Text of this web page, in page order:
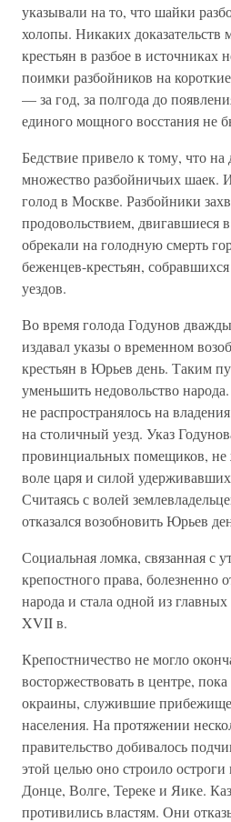
указывали на то, что шайки
холопы. Никаких доказательств
крестьян в разбое в источниках
поимки разбойников на
— за год, за полгода до
единого мощного восстания не
Бедствие привело к тому, что на
множество разбойничьих шаек.
голод в Москве. Разбойники
продовольствием, двигавшиеся
обрекали на голодную смерть
беженцев-крестьян,
уездов.
Во время голода Годунов
издавал указы о временном
крестьян в Юрьев день. Таким
уменьшить недовольство
не распространялось на
на столичный уезд. Указ
провинциальных помещиков,
воле царя и силой
Считаясь с волей
отказался возобновить Юрьев
Социальная ломка, связанная с
крепостного права, болезненно
народа и стала одной из
XVII в.
Крепостничество не могло
восторжествовать в центре,
окраины, служившие
населения. На протяжении
правительство добивалось
этой целью оно строило
Донце, Волге, Тереке и Яике.
противились властям. Они